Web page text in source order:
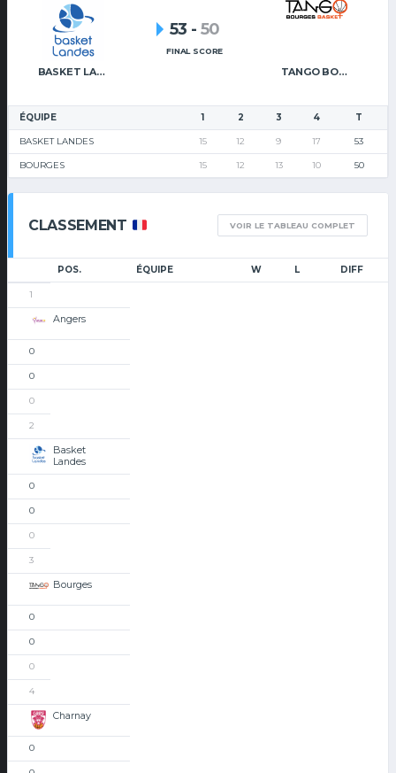
BASKET LANDES TANGO BOURGES BASKET
53 - 50
FINAL SCORE
ÉQUIPE 1 2 3 4 T
BASKET LANDES 15 12 9 17 53
BOURGES 15 12 13 10 50
CLASSEMENT VOIR LE TABLEAU COMPLET
POS. ÉQUIPE W L DIFF
1
Angers
0
0
0
2
Basket
Landes
0
0
0
3
Bourges
0
0
0
4
Charnay
0